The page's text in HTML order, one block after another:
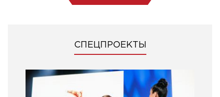
СПЕЦПРОЕКТЫ